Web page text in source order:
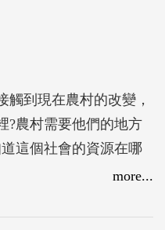
觸到現在農村的改變，
?農村需要他們的地方
這個社會的資源在哪
、創業的時候，都可
以進入農村，也希望農
more...